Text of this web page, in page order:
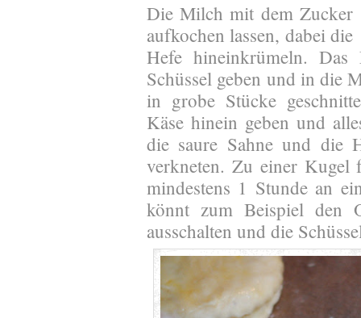
Die Milch mit dem Zucker
aufkochen lassen, dabei die
Hefe hineinkrümeln.
Schüssel geben und in die
in grobe Stücke
Käse hinein geben und
die saure Sahne und die
verkneten. Zu einer Kugel
mindestens 1 Stunde an
könnt zum Beispiel den
ausschalten und die